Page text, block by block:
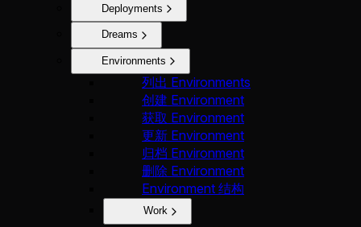
Deployments
Dreams
Environments
列出 Environments
创建 Environment
获取 Environment
更新 Environment
归档 Environment
删除 Environment
Environment 结构
Work